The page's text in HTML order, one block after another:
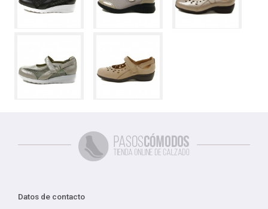
Datos de contacto